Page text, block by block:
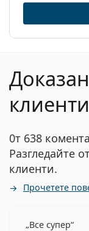
клиенти
0т 638
Разгледайте
клиенти.
Прочетете
Все супер